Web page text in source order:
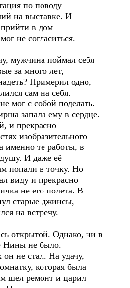
по поводу
на выставке. И
в дом
не согласиться.
мужчина поймал себя
за много лет,
Примерил одно,
сам на себя.
мог с собой поделать.
запала ему в сердце.
и прекрасно
изобразительного
именно те работы, в
И даже её
попали в точку. Но
виду и прекрасно
не его полета. В
старые джинсы,
на встречу.
открытой. Однако, ни в
Нины не было.
не стал. На удачу,
которая была
шел ремонт и царил